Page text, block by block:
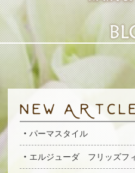
パーマスタイル
エルジューダ フリッズフ